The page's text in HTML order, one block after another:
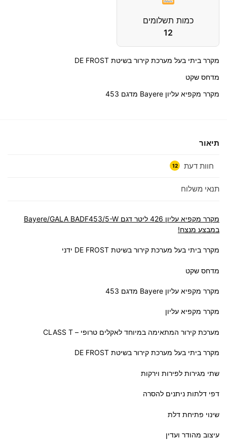
כמות תשלומים
12
מקרר ביתי בעל מערכת קירור בשיטת DE FROST
מדחס שקט
מקרר מקפיא עליון Bayere מדגם 453
תיאור
חוות דעת 12
תנאי משלוח
מקרר מקפיא עליון 426 ליטר דגם Bayere/GALA BADF453/5-W
במבצע מנצח!
מקרר ביתי בעל מערכת קירור בשיטת DE FROST ידני
מדחס שקט
מקרר מקפיא עליון Bayere מדגם 453
מקרר מקפיא עליון
מערכת קירור המתאימה במיוחד לאקלים טרופי – CLASS T
מקרר ביתי בעל מערכת קירור בשיטת DE FROST
שתי מגירות לפירות וירקות
דפי דלתות ניתנים להסרה
שינוי פתיחת דלת
עיצוב מהודר ועדין